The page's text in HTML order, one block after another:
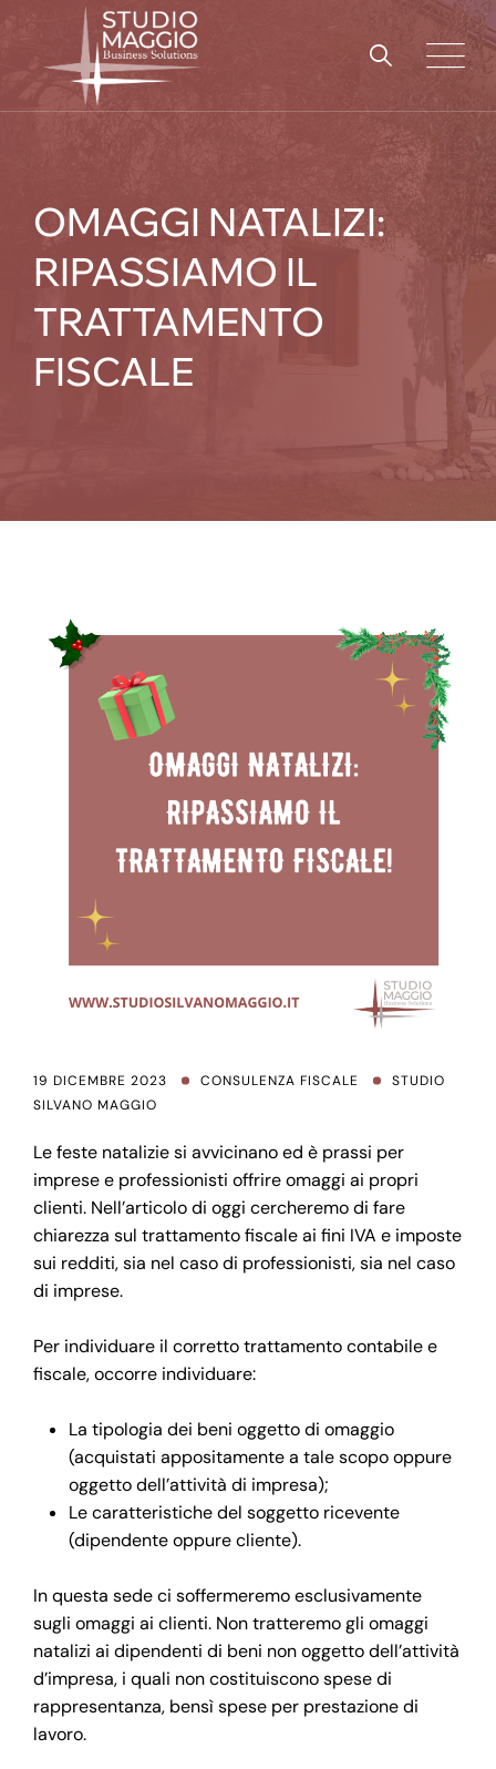
content
OMAGGI NATALIZI:
RIPASSIAMO IL
TRATTAMENTO
FISCALE
19 DICEMBRE 2023 CONSULENZA FISCALE
STUDIO
SILVANO MAGGIO
Le feste natalizie si avvicinano ed è prassi per
imprese e professionisti offrire omaggi ai propri
clienti. Nell’articolo di oggi cercheremo di fare
chiarezza sul trattamento fiscale ai fini IVA e imposte
sui redditi, sia nel caso di professionisti, sia nel caso
di imprese.
Per individuare il corretto trattamento contabile e
fiscale, occorre individuare:
La tipologia dei beni oggetto di omaggio
(acquistati appositamente a tale scopo oppure
oggetto dell’attività di impresa);
Le caratteristiche del soggetto ricevente
(dipendente oppure cliente).
In questa sede ci soffermeremo esclusivamente
sugli omaggi ai clienti. Non tratteremo gli omaggi
natalizi ai dipendenti di beni non oggetto dell’attività
d’impresa, i quali non costituiscono spese di
rappresentanza, bensì spese per prestazione di
lavoro.